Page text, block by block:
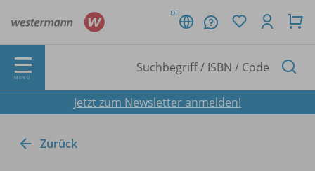
DE
MENÜ
Jetzt zum Newsletter anmelden!
Zurück